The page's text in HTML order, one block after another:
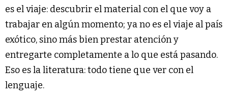
es el viaje: descubrir el material con el que voy a
trabajar en algún momento; ya no es el viaje al país
exótico, sino más bien prestar atención y
entregarte completamente a lo que está pasando.
Eso es la literatura: todo tiene que ver con el
lenguaje.